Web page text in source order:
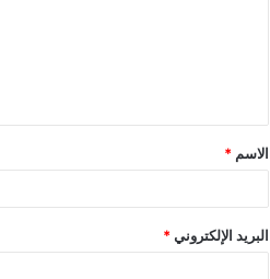
ق
*
الاسم *
البريد الإلكتروني *